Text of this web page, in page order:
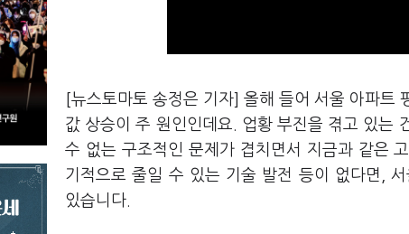
[뉴스토마토 송정은 기자] 올해 들어 서울 아파트
값 상승이 주 원인인데요. 업황 부진을 겪고 있는
수 없는 구조적인 문제가 겹치면서 지금과 같은
기적으로 줄일 수 있는 기술 발전 등이 없다면,
있습니다.